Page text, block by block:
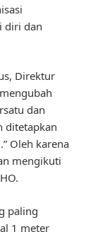
diri dan
Direktur
dan
ditetapkan
Oleh karena
mengikuti
paling
1 meter